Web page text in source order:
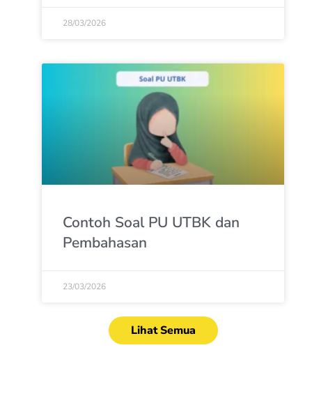
28/03/2026
Contoh Soal PU UTBK dan
Pembahasan
23/03/2026
Lihat Semua